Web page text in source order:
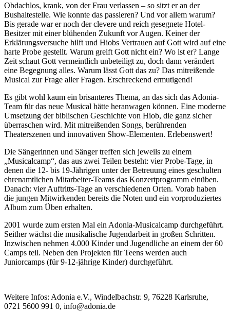
Obdachlos, krank, von der Frau verlassen – so sitzt er an der
Bushaltestelle. Wie konnte das passieren? Und vor allem warum?
Bis gerade war er noch der clevere und reich gesegnete Hotel-
Besitzer mit einer blühenden Zukunft vor Augen. Keiner der
Erklärungsversuche hilft und Hiobs Vertrauen auf Gott wird auf eine
harte Probe gestellt. Warum greift Gott nicht ein? Wo ist er? Lange
Zeit schaut Gott vermeintlich unbeteiligt zu, doch dann verändert
eine Begegnung alles. Warum lässt Gott das zu? Das mitreißende
Musical zur Frage aller Fragen. Erschreckend ermutigend!
Es gibt wohl kaum ein brisanteres Thema, an das sich das Adonia-
Team für das neue Musical hätte heranwagen können. Eine moderne
Umsetzung der biblischen Geschichte von Hiob, die ganz sicher
überraschen wird. Mit mitreißenden Songs, berührenden
Theaterszenen und innovativen Show-Elementen. Erlebenswert!
Die Sängerinnen und Sänger treffen sich jeweils zu einem
„Musicalcamp“, das aus zwei Teilen besteht: vier Probe-Tage, in
denen die 12- bis 19-Jährigen unter der Betreuung eines geschulten
ehrenamtlichen Mitarbeiter-Teams das Konzertprogramm einüben.
Danach: vier Auftritts-Tage an verschiedenen Orten. Vorab haben
die jungen Mitwirkenden bereits die Noten und ein vorproduziertes
Album zum Üben erhalten.
2001 wurde zum ersten Mal ein Adonia-Musicalcamp durchgeführt.
Seither wächst die musikalische Jugendarbeit in großen Schritten.
Inzwischen nehmen 4.000 Kinder und Jugendliche an einem der 60
Camps teil. Neben den Projekten für Teens werden auch
Juniorcamps (für 9-12-jährige Kinder) durchgeführt.
Weitere Infos: Adonia e.V., Windelbachstr. 9, 76228 Karlsruhe,
0721 5600 991 0, info@adonia.de